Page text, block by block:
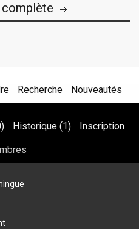
Recherche Nouveautés
) Historique (1) Inscription